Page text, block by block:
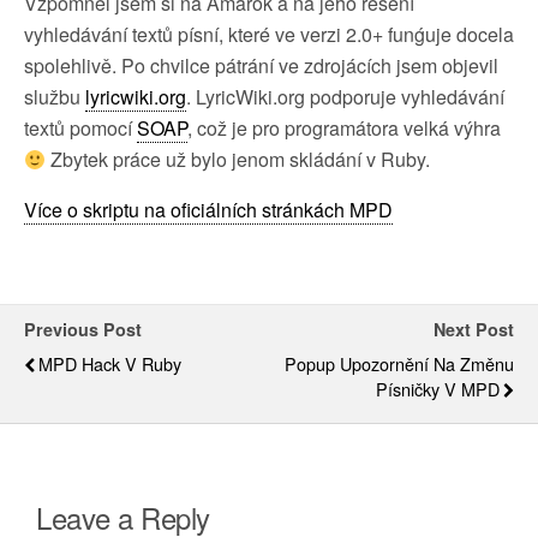
vyhledávání textů písní, které ve verzi 2.0+ funǵuje docela
spolehlivě. Po chvilce pátrání ve zdrojácích jsem objevil
službu lyricwiki.org. LyricWiki.org podporuje vyhledávání
textů pomocíSOAP, což je pro programátora velká výhra
Zbytek práce už bylo jenom skládání v Ruby.
Více o skriptu na oficiálních stránkách MPD
Previous Post
MPD Hack V Ruby
Next Post
Popup Upozornění Na Změnu
Písničky V MPD
Leave a Reply